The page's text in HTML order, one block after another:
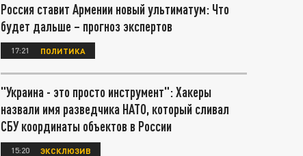
Россия ставит Армении новый ультиматум: Что
будет дальше – прогноз экспертов
17:21 ПОЛИТИКА
"Украина - это просто инструмент": Хакеры
назвали имя разведчика НАТО, который сливал
СБУ координаты объектов в России
15:20 ЭКСКЛЮЗИВ